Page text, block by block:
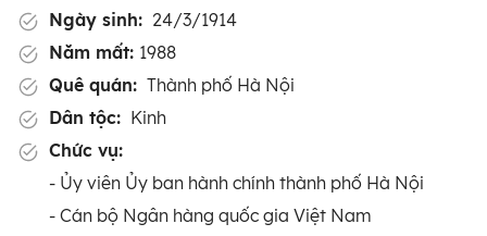
Ngày sinh: 24/3/1914
Năm mất: 1988
Quê quán: Thành phố Hà Nội
Dân tộc: Kinh
Chức vụ:
- Ủy viên Ủy ban hành chính thành phố Hà Nội
- Cán bộ Ngân hàng quốc gia Việt Nam